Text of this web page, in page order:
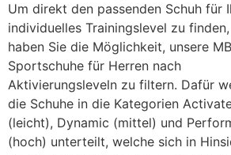
Um direkt den passenden Schuh für
individuelles Trainingslevel zu finden,
haben Sie die Möglichkeit, unsere
Sportschuhe für Herren nach
Aktivierungsleveln zu filtern. Dafür
die Schuhe in die Kategorien
(leicht), Dynamic (mittel) und
(hoch) unterteilt, welche sich in